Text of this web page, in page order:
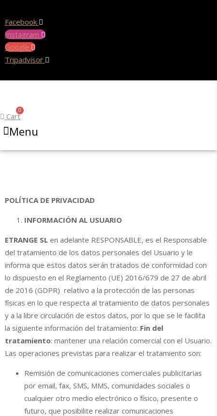
Facebook
Instagram
Google
Tripadvisor
Cart
Menu
POLÍTICA DE PRIVACIDAD
INFORMACIÓN AL USUARIO
ETRANGE SL en adelante RESPONSABLE, es el Responsable
del tratamiento de los datos personales del Usuario y le
informa que estos datos serán tratados de conformidad con
lo dispuesto en el Reglamento (UE) 2016/679 de 27 de abril
de 2016 (GDPR) relativo a la protección de las personas
físicas en lo que respecta al tratamiento de datos personales
y a la libre circulación de estos datos, por lo que se le facilita
la siguiente información del tratamiento: Fin del
tratamiento: mantener una relación comercial con el Usuario.
Las operaciones previstas para realizar el tratamiento son:
Remisión de comunicaciones comerciales publicitarias
por email, fax, SMS, MMS, comunidades sociales o
cualquier otro medio electrónico o físico, presente o
futuro, que posibilite realizar comunicaciones